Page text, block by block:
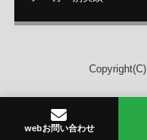
webお問い合わせ
Copyright(C)